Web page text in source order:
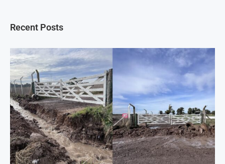
Recent Posts